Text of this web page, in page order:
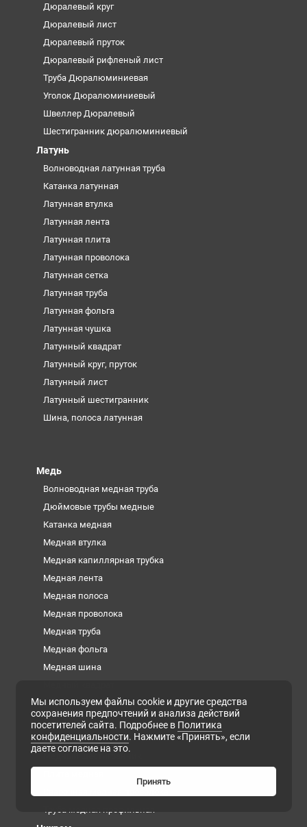
Дюралевый круг
Дюралевый лист
Дюралевый пруток
Дюралевый рифленый лист
Труба Дюралюминиевая
Уголок Дюралюминиевый
Швеллер Дюралевый
Шестигранник дюралюминиевый
Латунь
Волноводная латунная труба
Катанка латунная
Латунная втулка
Латунная лента
Латунная плита
Латунная проволока
Латунная сетка
Латунная труба
Латунная фольга
Латунная чушка
Латунный квадрат
Латунный круг, пруток
Латунный лист
Латунный шестигранник
Шина, полоса латунная
Медь
Волноводная медная труба
Дюймовые трубы медные
Катанка медная
Медная втулка
Медная капиллярная трубка
Медная лента
Медная полоса
Медная проволока
Медная труба
Медная фольга
Медная шина
Медный круг
Медный лист
Медный пруток
Мы используем файлы cookie и другие средства
сохранения предпочтений и анализа действий
посетителей сайта. Подробнее в Политика
конфиденциальности. Нажмите «Принять», если
даете согласие на это.
Принять